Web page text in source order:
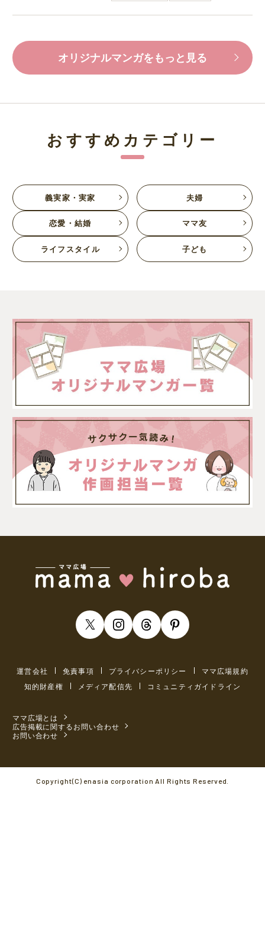
オリジナルマンガをもっと見る
おすすめカテゴリー
義実家・実家 夫婦
恋愛・結婚 ママ友
ライフスタイル 子ども
運営会社 免責事項 プライバシーポリシー
ママ広場規約
知的財産権
メディア配信先 コミュニティガイドライン
ママ広場とは
広告掲載に関するお問い合わせ
お問い合わせ
Copyright(C) enasia corporation All Rights Reserved.